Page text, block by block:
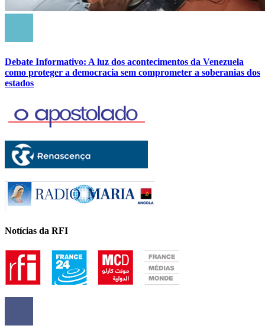
Debate Informativo: A luz dos acontecimentos da Venezuela
como proteger a democracia sem comprometer a soberanias dos
estados
Notícias da RFI